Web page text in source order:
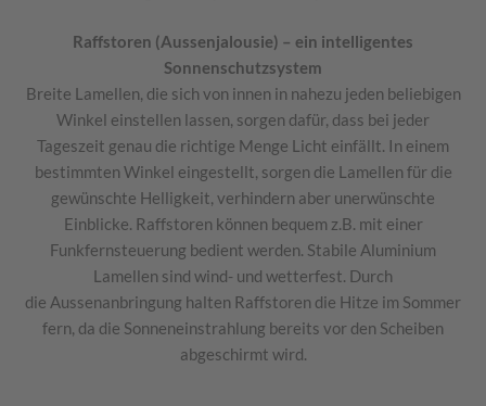
Raffstoren (Aussenjalousie) – ein intelligentes
Sonnenschutzsystem
Breite Lamellen, die sich von innen in nahezu jeden beliebigen
Winkel einstellen lassen, sorgen dafür, dass bei jeder
Tageszeit genau die richtige Menge Licht einfällt. In einem
bestimmten Winkel eingestellt, sorgen die Lamellen für die
gewünschte Helligkeit, verhindern aber unerwünschte
Einblicke. Raffstoren können bequem z.B. mit einer
Funkfernsteuerung bedient werden. Stabile Aluminium
Lamellen sind wind- und wetterfest. Durch
die Aussenanbringung halten Raffstoren die Hitze im Sommer
fern, da die Sonneneinstrahlung bereits vor den Scheiben
abgeschirmt wird.